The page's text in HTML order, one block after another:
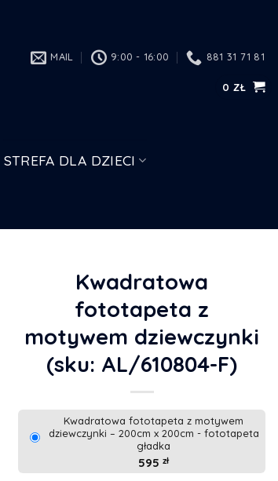
MAIL 9:00 - 16:00 881 31 71 81
0 ZŁ
STREFA DLA DZIECI
Kwadratowa
fototapeta z
motywem dziewczynki
(sku: AL/610804-F)
Kwadratowa fototapeta z motywem
dziewczynki – 200cm x 200cm - fototapeta
gładka
595 zł